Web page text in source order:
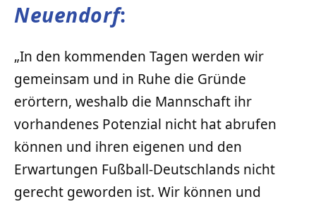
Neuendorf:
„In den kommenden Tagen werden wir
gemeinsam und in Ruhe die Gründe
erörtern, weshalb die Mannschaft ihr
vorhandenes Potenzial nicht hat abrufen
können und ihren eigenen und den
Erwartungen Fußball-Deutschlands nicht
gerecht geworden ist. Wir können und